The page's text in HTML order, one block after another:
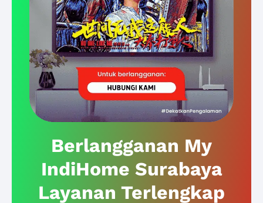
Berlangganan My
IndiHome Surabaya
Layanan Terlengkap